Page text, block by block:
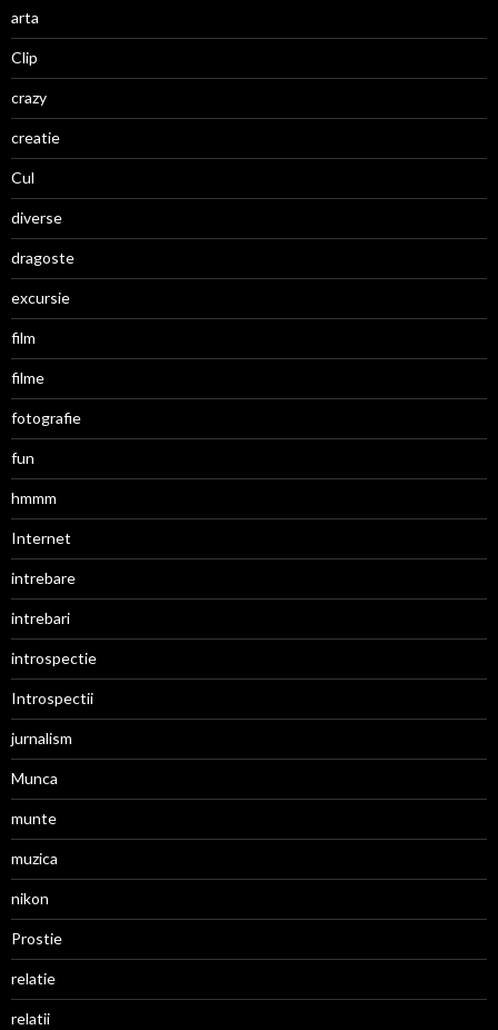
arta
Clip
crazy
creatie
Cul
diverse
dragoste
excursie
film
filme
fotografie
fun
hmmm
Internet
intrebare
intrebari
introspectie
Introspectii
jurnalism
Munca
munte
muzica
nikon
Prostie
relatie
relatii